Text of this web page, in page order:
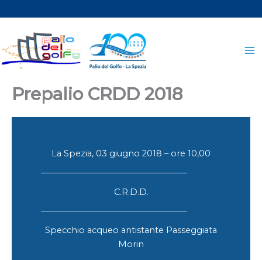
al
contenuto
Prepalio CRDD 2018
La Spezia, 03 giugno 2018 – ore 10,00
C.R.D.D.
Specchio acqueo antistante Passeggiata
Morin